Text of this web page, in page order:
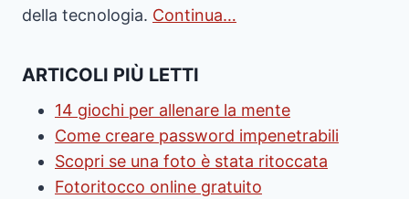
della tecnologia. Continua…
ARTICOLI PIÙ LETTI
14 giochi per allenare la mente
Come creare password impenetrabili
Scopri se una foto è stata ritoccata
Fotoritocco online gratuito